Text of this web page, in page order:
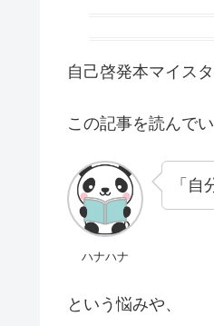
自己啓発本マイス
この記事を読んで
ハナハナ
「自
という悩みや、